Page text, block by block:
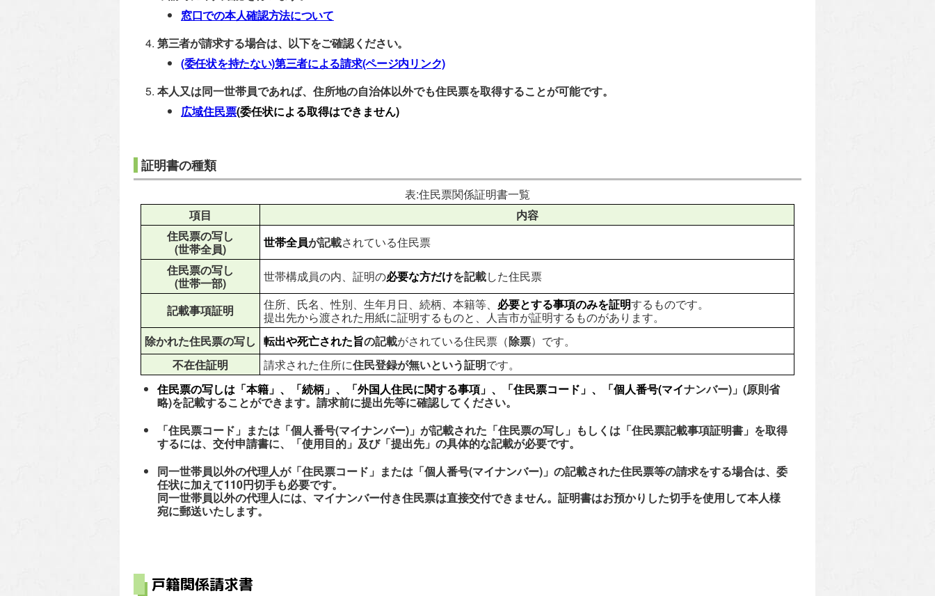
窓口での本人確認方法について
第三者が請求する場合は、以下をご確認ください。
(委任状を持たない)第三者による請求(ページ内リンク)
本人又は同一世帯員であれば、住所地の自治体以外でも住民票を取得することが可能です。
広域住民票(委任状による取得はできません)
証明書の種類
表:住民票関係証明書一覧
項目
内容
住民票の写し
(世帯全員)
世帯全員が記載されている住民票
住民票の写し
(世帯一部)
世帯構成員の内、証明の必要な方だけを記載した住民票
記載事項証明 住所、氏名、性別、生年月日、続柄、本籍等、 必要とする事項のみを証明するものです。
提出先から渡された用紙に証明するものと、人吉市が証明するものがあります。
除かれた住民票の写し 転出や死亡された旨の記載がされている住民票（除票）です。
不在住証明
請求された住所に住民登録が無いという証明です。
住民票の写しは「本籍」、「続柄」、「外国人住民に関する事項」、「住民票コード」、「個人番号(マイナンバー)」(原則省
略)を記載することができます。請求前に提出先等に確認してください。
「住民票コード」または「個人番号(マイナンバー)」が記載された「住民票の写し」もしくは「住民票記載事項証明書」を取得
するには、交付申請書に、「使用目的」及び「提出先」の具体的な記載が必要です。
同一世帯員以外の代理人が「住民票コード」または「個人番号(マイナンバー)」の記載された住民票等の請求をする場合は、委
任状に加えて110円切手も必要です。
同一世帯員以外の代理人には、マイナンバー付き住民票は直接交付できません。証明書はお預かりした切手を使用して本人様
宛に郵送いたします。
戸籍関係請求書